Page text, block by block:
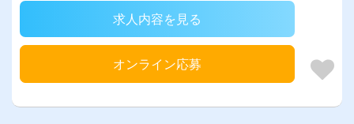
求人内容を見る
オンライン応募